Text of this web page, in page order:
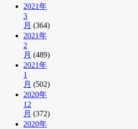
2021年
3
月 (364)
2021年
2
月 (489)
2021年
1
月 (502)
2020年
12
月 (372)
2020年